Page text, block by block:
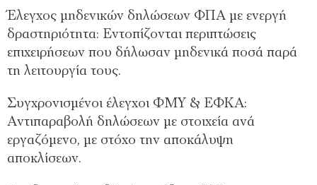
Έλεγχος μηδενικών δηλώσεων ΦΠΑ με ενεργή
δραστηριότητα: Εντοπίζονται περιπτώσεις
επιχειρήσεων που δήλωσαν μηδενικά ποσά παρά
τη λειτουργία τους.
Συγχρονισμένοι έλεγχοι ΦΜΥ & ΕΦΚΑ:
Αντιπαραβολή δηλώσεων με στοιχεία ανά
εργαζόμενο, με στόχο την αποκάλυψη
αποκλίσεων.